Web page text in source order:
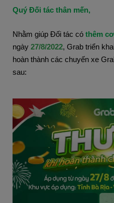
Quý Đối tác thân mến,
Nhằm giúp Đối tác có thêm
ngày 27/8/2022, Grab triển
hoàn thành các chuyến xe
sau: